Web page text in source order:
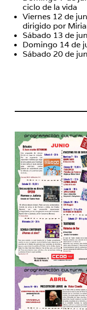
ciclo de la vida
Viernes 12 de
dirigido por
Sábado 13 de
Domingo 14 de
Sábado 20 de